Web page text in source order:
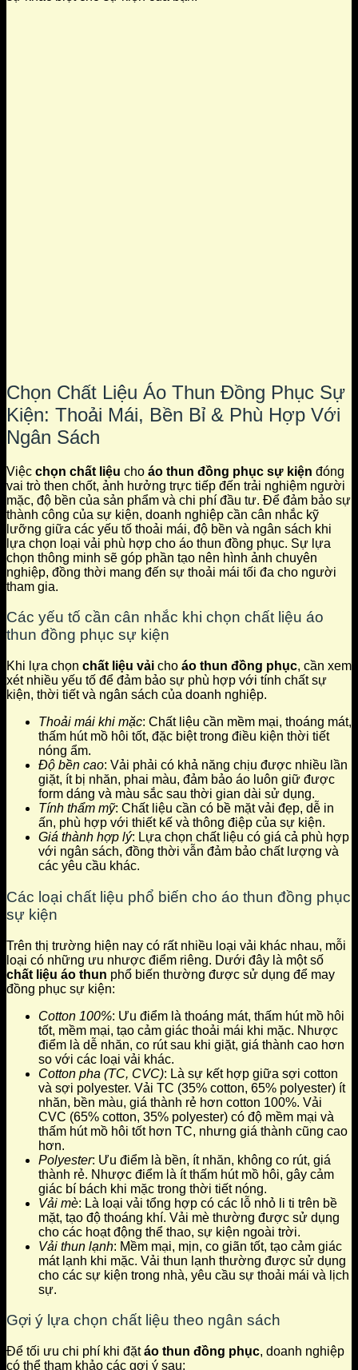
Chọn Chất Liệu Áo Thun Đồng Phục Sự
Kiện: Thoải Mái, Bền Bỉ & Phù Hợp Với
Ngân Sách
Việc chọn chất liệu cho áo thun đồng phục sự kiện đóng
vai trò then chốt, ảnh hưởng trực tiếp đến trải nghiệm người
mặc, độ bền của sản phẩm và chi phí đầu tư. Để đảm bảo sự
thành công của sự kiện, doanh nghiệp cần cân nhắc kỹ
lưỡng giữa các yếu tố thoải mái, độ bền và ngân sách khi
lựa chọn loại vải phù hợp cho áo thun đồng phục. Sự lựa
chọn thông minh sẽ góp phần tạo nên hình ảnh chuyên
nghiệp, đồng thời mang đến sự thoải mái tối đa cho người
tham gia.
Các yếu tố cần cân nhắc khi chọn chất liệu áo
thun đồng phục sự kiện
Khi lựa chọn chất liệu vải cho áo thun đồng phục, cần xem
xét nhiều yếu tố để đảm bảo sự phù hợp với tính chất sự
kiện, thời tiết và ngân sách của doanh nghiệp.
Thoải mái khi mặc: Chất liệu cần mềm mại, thoáng mát,
thấm hút mồ hôi tốt, đặc biệt trong điều kiện thời tiết
nóng ẩm.
Độ bền cao: Vải phải có khả năng chịu được nhiều lần
giặt, ít bị nhăn, phai màu, đảm bảo áo luôn giữ được
form dáng và màu sắc sau thời gian dài sử dụng.
Tính thẩm mỹ: Chất liệu cần có bề mặt vải đẹp, dễ in
ấn, phù hợp với thiết kế và thông điệp của sự kiện.
Giá thành hợp lý: Lựa chọn chất liệu có giá cả phù hợp
với ngân sách, đồng thời vẫn đảm bảo chất lượng và
các yêu cầu khác.
Các loại chất liệu phổ biến cho áo thun đồng phục
sự kiện
Trên thị trường hiện nay có rất nhiều loại vải khác nhau, mỗi
loại có những ưu nhược điểm riêng. Dưới đây là một số
chất liệu áo thun phổ biến thường được sử dụng để may
đồng phục sự kiện:
Cotton 100%: Ưu điểm là thoáng mát, thấm hút mồ hôi
tốt, mềm mại, tạo cảm giác thoải mái khi mặc. Nhược
điểm là dễ nhăn, co rút sau khi giặt, giá thành cao hơn
so với các loại vải khác.
Cotton pha (TC, CVC): Là sự kết hợp giữa sợi cotton
và sợi polyester. Vải TC (35% cotton, 65% polyester) ít
nhăn, bền màu, giá thành rẻ hơn cotton 100%. Vải
CVC (65% cotton, 35% polyester) có độ mềm mại và
thấm hút mồ hôi tốt hơn TC, nhưng giá thành cũng cao
hơn.
Polyester: Ưu điểm là bền, ít nhăn, không co rút, giá
thành rẻ. Nhược điểm là ít thấm hút mồ hôi, gây cảm
giác bí bách khi mặc trong thời tiết nóng.
Vải mè: Là loại vải tổng hợp có các lỗ nhỏ li ti trên bề
mặt, tạo độ thoáng khí. Vải mè thường được sử dụng
cho các hoạt động thể thao, sự kiện ngoài trời.
Vải thun lạnh: Mềm mại, mịn, co giãn tốt, tạo cảm giác
mát lạnh khi mặc. Vải thun lạnh thường được sử dụng
cho các sự kiện trong nhà, yêu cầu sự thoải mái và lịch
sự.
Gợi ý lựa chọn chất liệu theo ngân sách
Để tối ưu chi phí khi đặtáo thun đồng phục, doanh nghiệp
có thể tham khảo các gợi ý sau: